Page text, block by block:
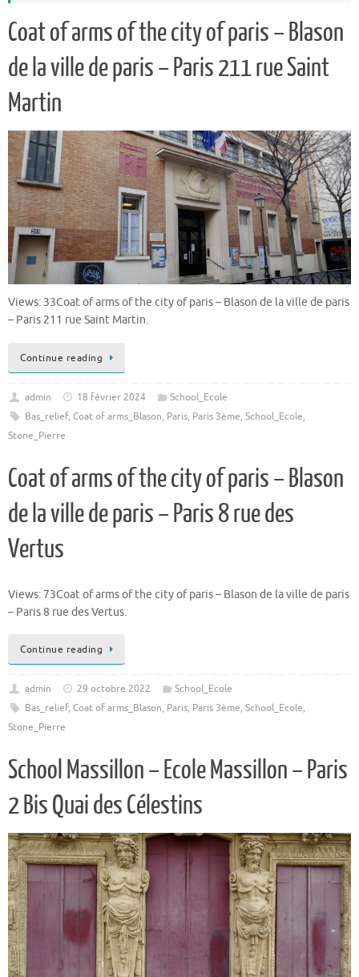
Coat of arms of the city of paris – Blason
de la ville de paris – Paris 211 rue Saint
Martin
Views: 33Coat of arms of the city of paris – Blason de la ville de paris
– Paris 211 rue Saint Martin.
Continue reading
admin 18 février 2024
School_Ecole
Bas_relief, Coat of arms_Blason, Paris, Paris 3ème, School_Ecole,
Stone_Pierre
Coat of arms of the city of paris – Blason
de la ville de paris – Paris 8 rue des
Vertus
Views: 73Coat of arms of the city of paris – Blason de la ville de paris
– Paris 8 rue des Vertus.
Continue reading
admin 29 octobre 2022
School_Ecole
Bas_relief, Coat of arms_Blason, Paris, Paris 3ème, School_Ecole,
Stone_Pierre
School Massillon – Ecole Massillon – Paris
2 Bis Quai des Célestins